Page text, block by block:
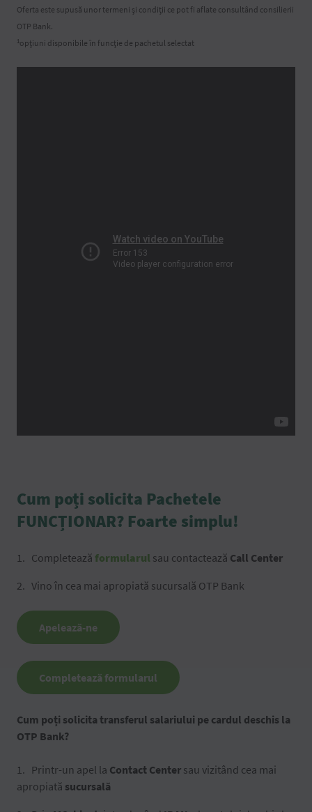
Oferta este supusă unor termeni și condiții ce pot fi aflate consultând consilierii
OTP Bank.
1opțiuni disponibile în funcție de pachetul selectat
Cum poți solicita Pachetele
FUNCȚIONAR? Foarte simplu!
Completează formularul sau contactează Call Center
Vino în cea mai apropiată sucursală OTP Bank
Apelează-ne
Completează formularul
Cum poți solicita transferul salariului pe cardul deschis la
OTP Bank?
Printr-un apel la Contact Center sau vizitând cea mai
apropiată sucursală